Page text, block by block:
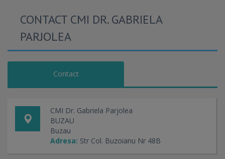
CONTACT CMI DR. GABRIELA
PARJOLEA
Contact
CMI Dr. Gabriela Parjolea
BUZAU
Buzau
Adresa: Str Col. Buzoianu Nr 48B